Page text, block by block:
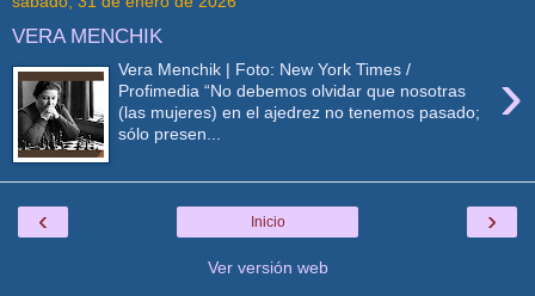
VERA MENCHIK
›
Vera Menchik | Foto: New York Times /
Profimedia “No debemos olvidar que nosotras
(las mujeres) en el ajedrez no tenemos pasado;
sólo presen...
‹ ›
Inicio
Ver versión web